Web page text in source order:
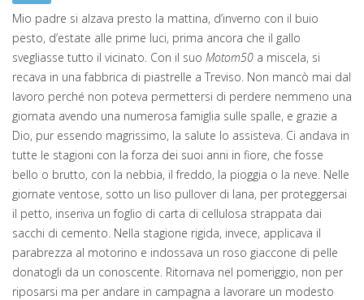
Mio padre si alzava presto la mattina, d’inverno con il buio
pesto, d’estate alle prime luci, prima ancora che il gallo
svegliasse tutto il vicinato. Con il suo Motom50 a miscela, si
recava in una fabbrica di piastrelle a Treviso. Non mancò mai dal
lavoro perché non poteva permettersi di perdere nemmeno una
giornata avendo una numerosa famiglia sulle spalle, e grazie a
Dio, pur essendo magrissimo, la salute lo assisteva. Ci andava in
tutte le stagioni con la forza dei suoi anni in fiore, che fosse
bello o brutto, con la nebbia, il freddo, la pioggia o la neve. Nelle
giornate ventose, sotto un liso pullover di lana, per proteggersai
il petto, inseriva un foglio di carta di cellulosa strappata dai
sacchi di cemento. Nella stagione rigida, invece, applicava il
parabrezza al motorino e indossava un roso giaccone di pelle
donatogli da un conoscente. Ritornava nel pomeriggio, non per
riposarsi ma per andare in campagna a lavorare un modesto